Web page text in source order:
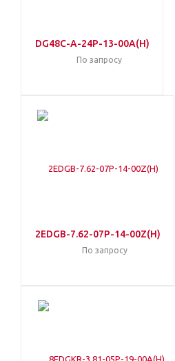
DG48C-A-24P-13-00A(H)
По запросу
2EDGB-7.62-07P-14-00Z(H)
По запросу